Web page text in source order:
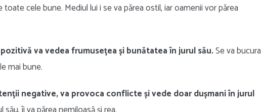
toate cele bune. Mediul lui i se va părea ostil, iar oamenii vor părea
va vedea frumusețea și bunătatea în jurul său.Se va bucura
mai bune.
negative, va provoca conflicte și vede doar dușmani în jurul